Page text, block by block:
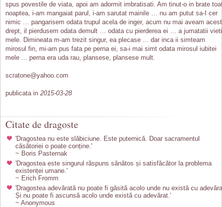
spus povestile de viata, apoi am adormit imbratisati. Am tinut-o in brate
noaptea, i-am mangaiat parul, i-am sarutat mainile … nu am putut sa-I cer
nimic … pangarisem odata trupul acela de inger, acum nu mai aveam acest
drept, il pierdusem odata demult … odata cu pierderea ei … a jumatatii
mele. Dimineata m-am trezit singur, ea plecase ... dar inca ii simteam
mirosul fin, mi-am pus fata pe perna ei, sa-i mai simt odata mirosul iubitei
mele ... perna era uda rau, plansese, plansese mult.
scratone@yahoo.com
publicata in 2015-03-28
Citate de dragoste
'Dragostea nu este slăbiciune. Este puternică. Doar sacramentul
căsătoriei o poate conține.'
~ Boris Pasternak
'Dragostea este singurul răspuns sănătos și satisfăcător la problema
existenței umane.'
~ Erich Fromm
'Dragostea adevărată nu poate fi găsită acolo unde nu există cu
Și nu poate fi ascunsă acolo unde există cu adevărat.'
~ Anonymous